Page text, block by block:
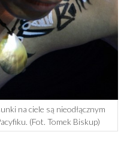
na ciele są nieodłącznym
(Fot. Tomek Biskup)